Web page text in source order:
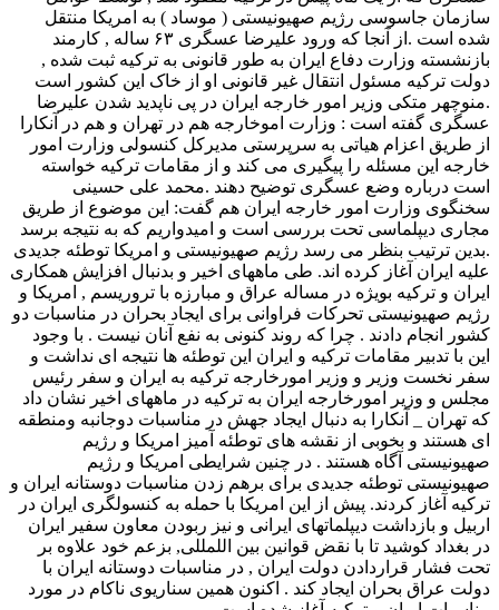
سازمان جاسوسی رژیم صهیونیستی ( موساد ) به امریکا منتقل
شده است .از آنجا که ورود علیرضا عسگری ۶۳ ساله , کارمند
بازنشسته وزارت دفاع ایران به طور قانونی به ترکیه ثبت شده ,
دولت ترکیه مسئول انتقال غیر قانونی او از خاک این کشور است
.منوچهر متکی وزیر امور خارجه ایران در پی ناپدید شدن علیرضا
عسگری گفته است : وزارت اموخارجه هم در تهران و هم در آنکارا
از طریق اعزام هیاتی به سرپرستی مدیرکل کنسولی وزارت امور
خارجه این مسئله را پیگیری می کند و از مقامات ترکیه خواسته
است درباره وضع عسگری توضیح دهند .محمد علی حسینی
سخنگوی وزارت امور خارجه ایران هم گفت: این موضوع از طریق
مجاری دیپلماسی تحت بررسی است و امیدواریم که به نتیجه برسد
.بدین ترتیب بنظر می رسد رژیم صهیونیستی و امریکا توطئه جدیدی
علیه ایران آغاز کرده اند. طی ماههای اخیر و بدنبال افزایش همکاری
ایران و ترکیه بویژه در مساله عراق و مبارزه با تروریسم , امریکا و
رژیم صهیونیستی تحرکات فراوانی برای ایجاد بحران در مناسبات دو
کشور انجام دادند . چرا که روند کنونی به نفع آنان نیست . با وجود
این با تدبیر مقامات ترکیه و ایران این توطئه ها نتیجه ای نداشت و
سفر نخست وزیر و وزیر امورخارجه ترکیه به ایران و سفر رئیس
مجلس و وزیر امورخارجه ایران به ترکیه در ماههای اخیر نشان داد
که تهران _ آنکارا به دنبال ایجاد جهش در مناسبات دوجانبه ومنطقه
ای هستند و بخوبی از نقشه های توطئه آمیز امریکا و رژیم
صهیونیستی آگاه هستند . در چنین شرایطی امریکا و رژیم
صهیونیستی توطئه جدیدی برای برهم زدن مناسبات دوستانه ایران و
ترکیه آغاز کردند. پیش از این امریکا با حمله به کنسولگری ایران در
اربیل و بازداشت دیپلماتهای ایرانی و نیز ربودن معاون سفیر ایران
در بغداد کوشید تا با نقض قوانین بین اللمللی, بزعم خود علاوه بر
تحت فشار قراردادن دولت ایران , در مناسبات دوستانه ایران با
دولت عراق بحران ایجاد کند . اکنون همین سناریوی ناکام در مورد